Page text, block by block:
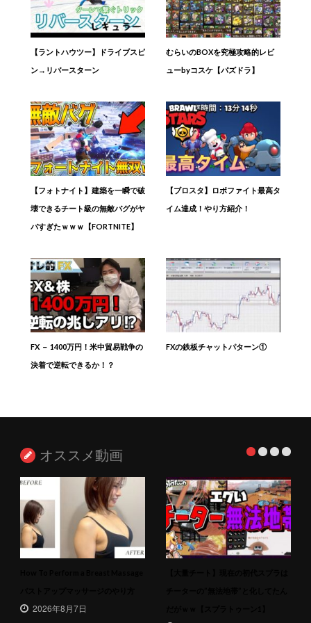
【ラントハウツー】ドライブスピ
ン→リバースターン
むらいのBOXを究極攻略的レビ
ューbyコスケ【パズドラ】
【フォトナイト】建築を一瞬で破
壊できるチート級の無敵バグがヤ
バすぎたｗｗｗ【FORTNITE】
【ブロスタ】ロボファイト最高タ
イム達成！やり方紹介！
FX － 1400万円！米中貿易戦争の
決着で逆転できるか！？
FXの鉄板チャットパターン①
オススメ動画
2026年8月7日